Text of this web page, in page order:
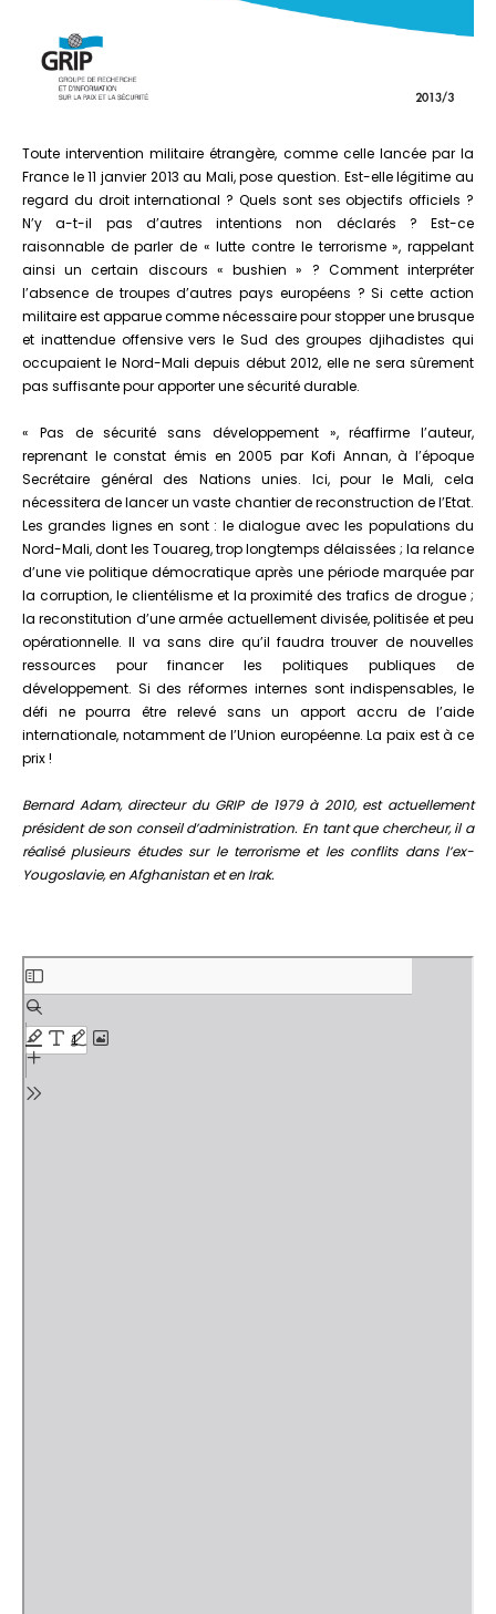
Toute intervention militaire étrangère, comme celle lancée par la
France le 11 janvier 2013 au Mali, pose question. Est-elle légitime au
regard du droit international ? Quels sont ses objectifs officiels ?
N’y a-t-il pas d’autres intentions non déclarés ? Est-ce
raisonnable de parler de « lutte contre le terrorisme », rappelant
ainsi un certain discours « bushien » ? Comment interpréter
l’absence de troupes d’autres pays européens ? Si cette action
militaire est apparue comme nécessaire pour stopper une brusque
et inattendue offensive vers le Sud des groupes djihadistes qui
occupaient le Nord-Mali depuis début 2012, elle ne sera sûrement
pas suffisante pour apporter une sécurité durable.
« Pas de sécurité sans développement », réaffirme l’auteur,
reprenant le constat émis en 2005 par Kofi Annan, à l’époque
Secrétaire général des Nations unies. Ici, pour le Mali, cela
nécessitera de lancer un vaste chantier de reconstruction de l’Etat.
Les grandes lignes en sont : le dialogue avec les populations du
Nord-Mali, dont les Touareg, trop longtemps délaissées ; la relance
d’une vie politique démocratique après une période marquée par
la corruption, le clientélisme et la proximité des trafics de drogue ;
la reconstitution d’une armée actuellement divisée, politisée et peu
opérationnelle. Il va sans dire qu’il faudra trouver de nouvelles
ressources pour financer les politiques publiques de
développement. Si des réformes internes sont indispensables, le
défi ne pourra être relevé sans un apport accru de l’aide
internationale, notamment de l’Union européenne. La paix est à ce
prix !
Bernard Adam, directeur du GRIP de 1979 à 2010, est actuellement
président de son conseil d’administration. En tant que chercheur, il a
réalisé plusieurs études sur le terrorisme et les conflits dans l’ex-
Yougoslavie, en Afghanistan et en Irak.
Aller
au
contenu
PDF